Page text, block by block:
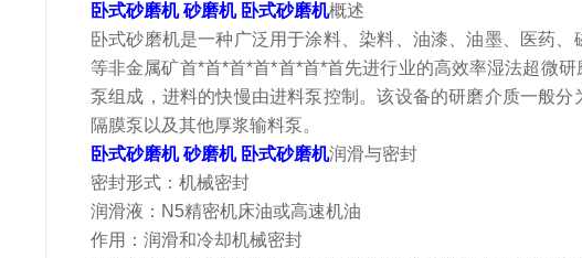
卧式砂磨机 砂磨机 卧式砂磨机概述
卧式砂磨机是一种广泛用于涂料、染料、油漆、油墨、医药
等非金属矿首*首*首*首*首*首*首先进行业的高效率湿法超微
泵组成，进料的快慢由进料泵控制。该设备的研磨介质一般
隔膜泵以及其他厚浆输料泵。
卧式砂磨机 砂磨机 卧式砂磨机润滑与密封
密封形式：机械密封
润滑液：N5精密机床油或高速机油
作用：润滑和冷却机械密封